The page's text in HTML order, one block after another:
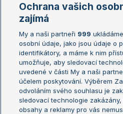
Žebříčky
Žebříček ATP (muži)
Žebříček WTA (ženy)
Sázkařský žebříček
US
Ochrana vašich
zajímá
My a naši partneři 999
osobní údaje, jako jsou údaje o
identifikátory, a máme k nim
umožňuje, aby sledovací
uvedené v části My a naši
účelem poskytování. Výběrem
odvoláním svého souhlasu je
sledovací technologie
obsahy a reklamy pro vás